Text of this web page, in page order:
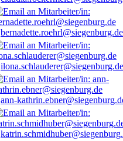
bernadette.roehrl@siegenburg.de
ilona.schlauderer@siegenburg.de
ann-